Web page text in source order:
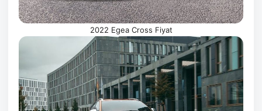
2022 Egea Cross Fiyat